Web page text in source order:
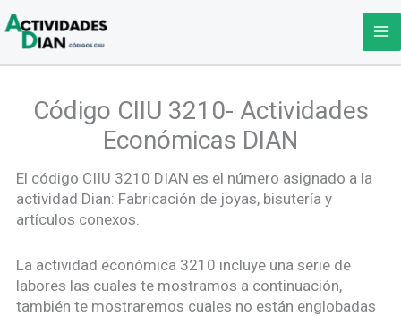
al
contenido
Código CIIU 3210- Actividades
Económicas DIAN
El código CIIU 3210 DIAN es el número asignado a la
actividad Dian: Fabricación de joyas, bisutería y
artículos conexos.
La actividad económica 3210 incluye una serie de
labores las cuales te mostramos a continuación,
también te mostraremos cuales no están englobadas